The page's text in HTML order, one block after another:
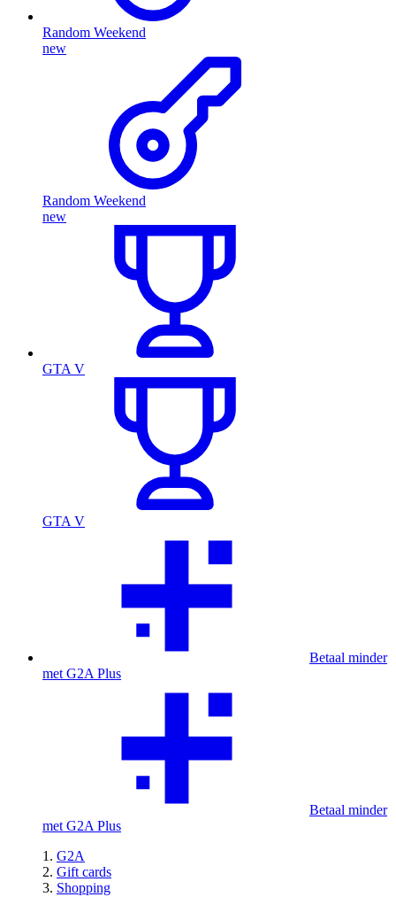
Random Weekend
new
Random Weekend
new
GTA V
GTA V
Betaal minder
met G2A Plus
Betaal minder
met G2A Plus
G2A
Gift cards
Shopping